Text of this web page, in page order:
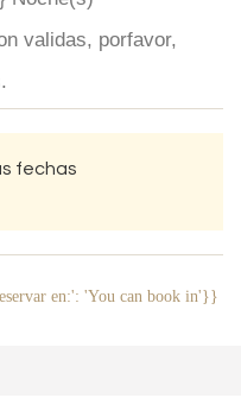
validas, porfavor,
fechas
en:': 'You can book in'}}